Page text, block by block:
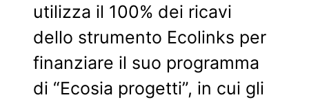
utilizza il 100% dei ricavi
dello strumento Ecolinks per
finanziare il suo programma
di “Ecosia progetti”, in cui gli